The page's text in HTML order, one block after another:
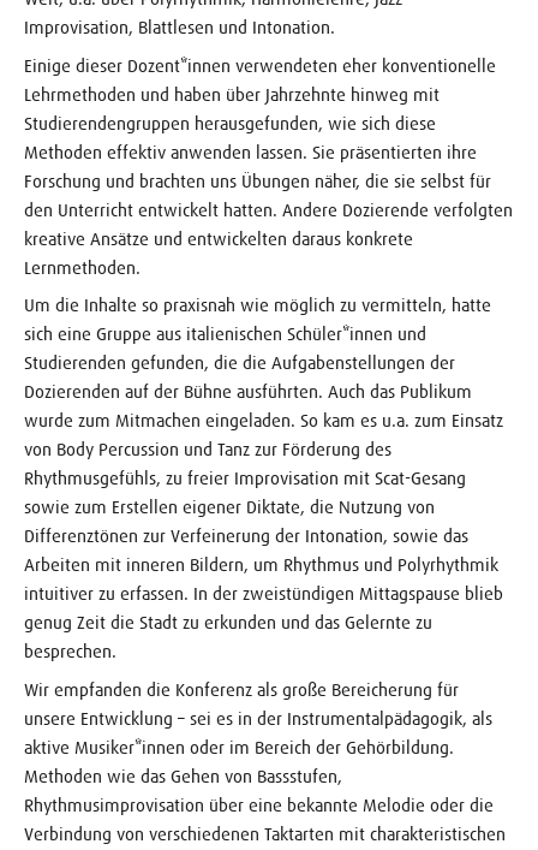
Improvisation, Blattlesen und Intonation.
Einige dieser Dozent*innen verwendeten eher konventionelle
Lehrmethoden und haben über Jahrzehnte hinweg mit
Studierendengruppen herausgefunden, wie sich diese
Methoden effektiv anwenden lassen. Sie präsentierten ihre
Forschung und brachten uns Übungen näher, die sie selbst für
den Unterricht entwickelt hatten. Andere Dozierende verfolgten
kreative Ansätze und entwickelten daraus konkrete
Lernmethoden.
Um die Inhalte so praxisnah wie möglich zu vermitteln, hatte
sich eine Gruppe aus italienischen Schüler*innen und
Studierenden gefunden, die die Aufgabenstellungen der
Dozierenden auf der Bühne ausführten. Auch das Publikum
wurde zum Mitmachen eingeladen. So kam es u.a. zum Einsatz
von Body Percussion und Tanz zur Förderung des
Rhythmusgefühls, zu freier Improvisation mit Scat-Gesang
sowie zum Erstellen eigener Diktate, die Nutzung von
Differenztönen zur Verfeinerung der Intonation, sowie das
Arbeiten mit inneren Bildern, um Rhythmus und Polyrhythmik
intuitiver zu erfassen. In der zweistündigen Mittagspause blieb
genug Zeit die Stadt zu erkunden und das Gelernte zu
besprechen.
Wir empfanden die Konferenz als große Bereicherung für
unsere Entwicklung – sei es in der Instrumentalpädagogik, als
aktive Musiker*innen oder im Bereich der Gehörbildung.
Methoden wie das Gehen von Bassstufen,
Rhythmusimprovisation über eine bekannte Melodie oder die
Verbindung von verschiedenen Taktarten mit charakteristischen